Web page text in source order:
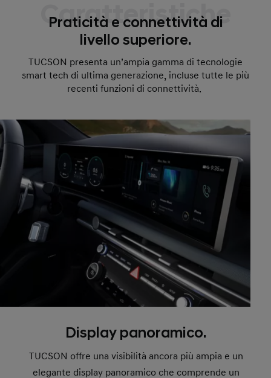
Caratteristiche
Praticità e connettività di
livello superiore.
TUCSON presenta un’ampia gamma di tecnologie
smart tech di ultima generazione, incluse tutte le più
recenti funzioni di connettività.
Display panoramico.
TUCSON offre una visibilità ancora più ampia e un
elegante display panoramico che comprende un